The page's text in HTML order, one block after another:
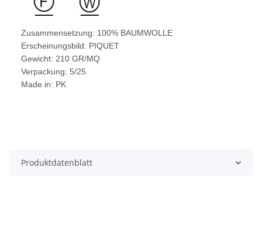
Zusammensetzung: 100% BAUMWOLLE
Erscheinungsbild: PIQUET
Gewicht: 210 GR/MQ
Verpackung: 5/25
Made in: PK
Produktdatenblatt